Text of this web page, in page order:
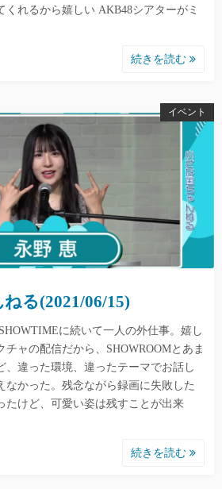
くれるから嬉しい AKB48シアターがミ
続きを読む
イベント
る(2021/06/15)
に続いて一人の外仕事。嬉し
ャの配信だから、SHOWROOMとあま
、違った環境、違ったテーマでお話し
なかった。残念ながら録画に失敗した
たけど、可愛い姿は残すことが出来
続きを読む